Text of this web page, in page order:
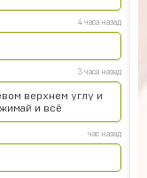
4 часа назад
3 часа назад
верхнем углу и
и всё
час назад